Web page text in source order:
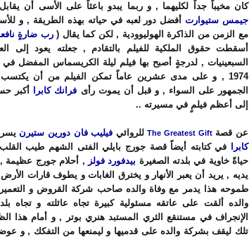
كان مخيباً جداً لكليهما , و ربما يبدو باعثاً على الأسى أن
جيمس ستيوارتأفضل دور لعبه في حياته بهذه الطريقة , و
مع الزمن من الذاكرة الهوليوودية , لكن كما يقال (رب ضارةٍ
أسقطت حقوق الملكية للفيلم بالتقادم , جعلته يعود إلى
السبعينيات , لدرجةٍ أصبح بها فيلم ليلة الكريسماس المفضل في
1974 , و على مدى عشرين عاماً تمكن الفيلم من أن يكتسب
الجمهور على السواء , و قبل أن يموت رأى فرانك كابرا
أكبر
إلى أعظم فيلمٍ في مسيرته ..
عن قصةThe Greatest Giftللروائي فيليب فان دورين ستيرن
كابرا
في كتابته أيضاً قصة جورج بايلي الفتى الشهم طيب القلب
حياةً خاوية في بلدته الصغيرة بيدفورد فولز , أحلام جورج عظيمة
يديه , يريد أن يعبر الأنهار و يخترق الغابات و يطوف قارات
طموحه هذا يدمر مع وفاة والده صاحب شركة القروض و التعمير
والده ألقت على عاتقه مسئولية كبيرة تجاه عائلته و تجاه
الإنجراف في مستنقع الثري المستبد هنري بوتر , و أمام هذا
تلك ليقف بشركة والده على قدميها و ليمنعها من التفكك , و